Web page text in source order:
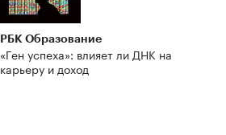
РБК Образование
«Ген успеха»: влияет ли ДНК на
карьеру и доход